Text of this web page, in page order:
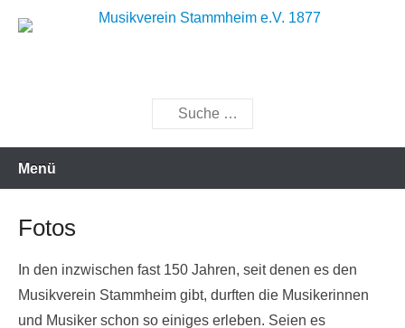
Inhalt
Suchen
Menü
Fotos
In den inzwischen fast 150 Jahren, seit denen es den
Musikverein Stammheim gibt, durften die Musikerinnen
und Musiker schon so einiges erleben. Seien es